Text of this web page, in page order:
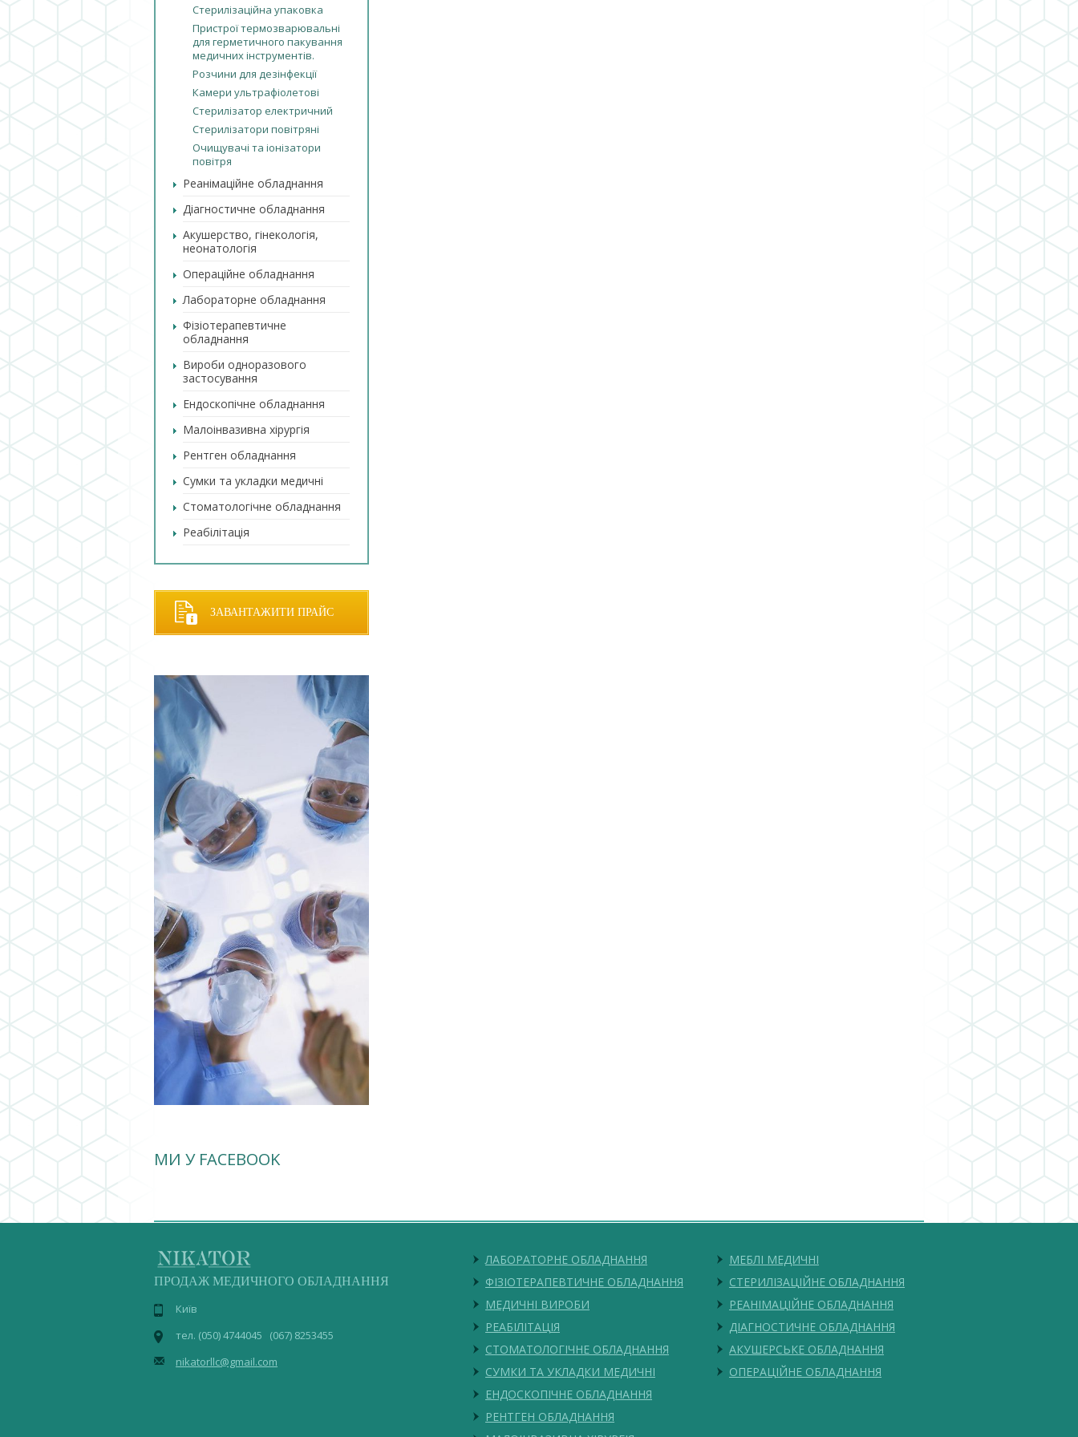
Стерилізаційна упаковка
Пристрої термозварювальні
для герметичного пакування
медичних інструментів.
Розчини для дезінфекції
Камери ультрафіолетові
Стерилізатор електричний
Стерилізатори повітряні
Очищувачі та іонізатори
повітря
Реанімаційне обладнання
Діагностичне обладнання
Акушерство, гінекологія,
неонатологія
Операційне обладнання
Лабораторне обладнання
Фізіотерапевтичне
обладнання
Вироби одноразового
застосування
Ендоскопічне обладнання
Малоінвазивна хірургія
Рентген обладнання
Сумки та укладки медичні
Стоматологічне обладнання
Реабілітація
ЗАВАНТАЖИТИ ПРАЙС
МИ У FACEBOOK
ПРОДАЖ МЕДИЧНОГО ОБЛАДНАННЯ
Київ
тел. (050) 4744045 (067) 8253455
nikatorllc@gmail.com
ЛАБОРАТОРНЕ ОБЛАДНАННЯ
ФІЗІОТЕРАПЕВТИЧНЕ ОБЛАДНАННЯ
МЕДИЧНІ ВИРОБИ
РЕАБІЛІТАЦІЯ
СТОМАТОЛОГІЧНЕ ОБЛАДНАННЯ
СУМКИ ТА УКЛАДКИ МЕДИЧНІ
ЕНДОСКОПІЧНЕ ОБЛАДНАННЯ
РЕНТГЕН ОБЛАДНАННЯ
МЕБЛІ МЕДИЧНІ
СТЕРИЛІЗАЦІЙНЕ ОБЛАДНАННЯ
РЕАНІМАЦІЙНЕ ОБЛАДНАННЯ
ДІАГНОСТИЧНЕ ОБЛАДНАННЯ
АКУШЕРСЬКЕ ОБЛАДНАННЯ
ОПЕРАЦІЙНЕ ОБЛАДНАННЯ